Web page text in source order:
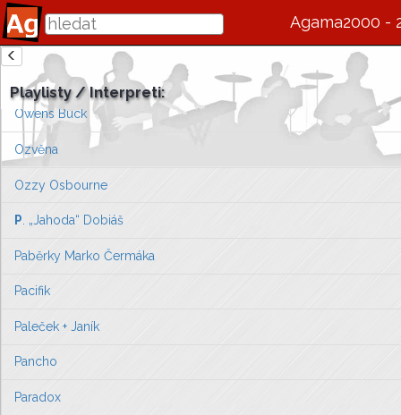
Agama2000 -
zde se bude v budoucnu zobrazovat informace o interpretovi /
Vlevo vyberte píseň, kterou chcete zobrazit
nebo můžete přejít na úvodní stránku ...
Playlisty / Interpreti:
Ostravak
Ota Veverka
Otcovy děti
Owens Buck
Ozvěna
Ozzy Osbourne
P . „Jahoda“ Dobiáš
Paběrky Marko Čermáka
Pacifik
Paleček + Janík
Pancho
Paradox